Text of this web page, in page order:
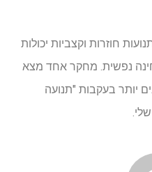
חוזרות וקצביות יכולות
נפשית. מחקר אחד מצא
יותר בעקבות "תנועה